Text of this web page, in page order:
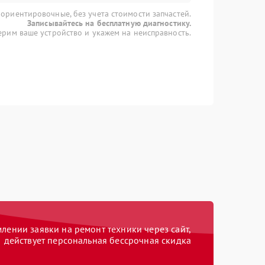
без учета стоимости запчастей.
Записывайтесь на бесплатную диагностику.
ваше устройство и укажем на неисправность.
заявки на ремонт техники через сайт,
действует персональная бессрочная скидка